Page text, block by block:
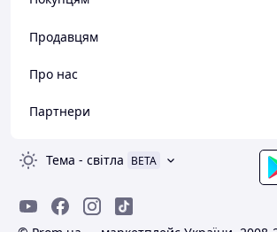
Продавцям
Про нас
Партнери
Тема - світла BETA